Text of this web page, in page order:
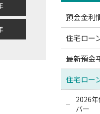
預金金利
住宅ロー
最新預金
住宅ロー
2026
バー